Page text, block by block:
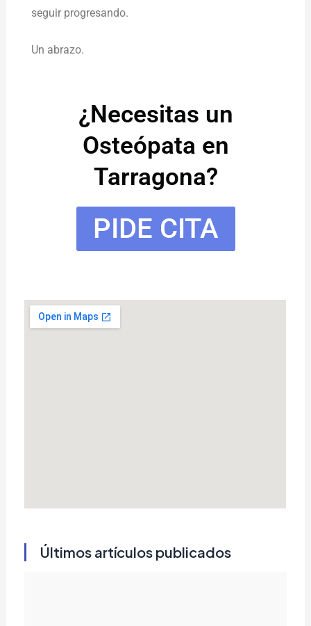
seguir progresando.
Un abrazo.
¿Necesitas un
Osteópata en
Tarragona?
PIDE CITA
Últimos artículos publicados